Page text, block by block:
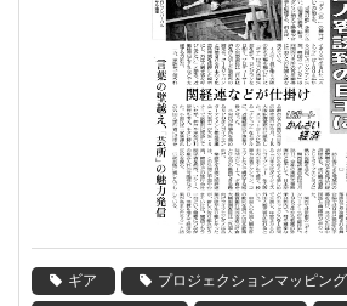
ギア プロジェクションマッピング